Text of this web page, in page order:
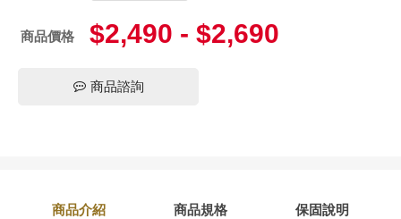
商品價格 $2,490 - $2,690
商品諮詢
商品介紹 商品規格 保固說明